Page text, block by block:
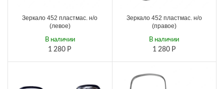
Зеркало 452 пластмас. н/о
(левое)
1 280 Р
В наличии
Зеркало 452 пластмас. н/о
(правое)
1 280 Р
В наличии